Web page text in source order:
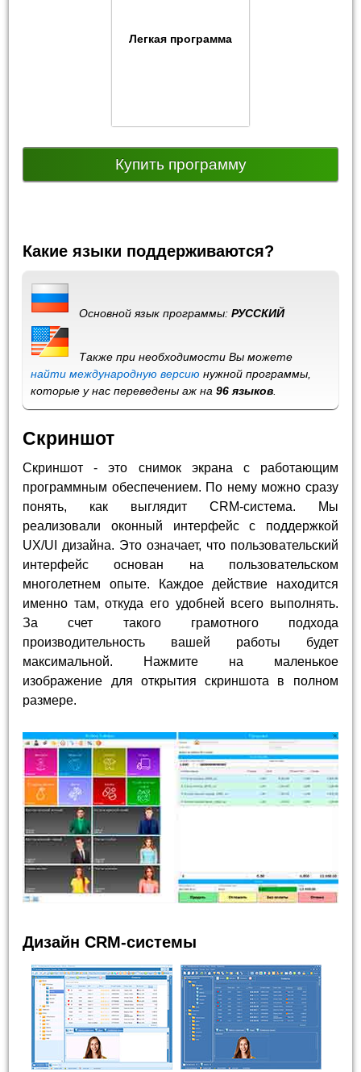
Легкая программа
Купить программу
Какие языки поддерживаются?
Основной язык программы:РУССКИЙ
Также при необходимости Вы можете
найти международную версию нужной программы,
которые у нас переведены аж на96 языков.
Скриншот
Скриншот - это снимок экрана с работающим
программным обеспечением. По нему можно сразу
понять, как выглядит CRM-система. Мы
реализовали оконный интерфейс с поддержкой
UX/UI дизайна. Это означает, что пользовательский
интерфейс основан на пользовательском
многолетнем опыте. Каждое действие находится
именно там, откуда его удобней всего выполнять.
За счет такого грамотного подхода
производительность вашей работы будет
максимальной. Нажмите на маленькое
изображение для открытия скриншота в полном
размере.
Дизайн CRM-системы